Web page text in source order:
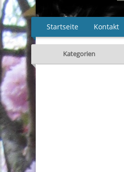
Startseite Kontakt
Kategorien